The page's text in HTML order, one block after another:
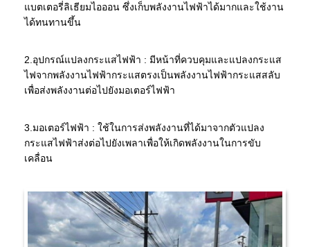
แบตเตอรี่ลิเธียมไอออน ซึ่งเก็บพลังงานไฟฟ้าได้มากและใช้งาน
ได้ทนทานขึ้น
2.อุปกรณ์แปลงกระแสไฟฟ้า : มีหน้าที่ควบคุมและแปลงกระแส
ไฟจากพลังงานไฟฟ้ากระแสตรงเป็นพลังงานไฟฟ้ากระแสสลับ
เพื่อส่งพลังงานต่อไปยังมอเตอร์ไฟฟ้า
3.มอเตอร์ไฟฟ้า : ใช้ในการส่งพลังงานที่ได้มาจากตัวแปลง
กระแสไฟฟ้าส่งต่อไปยังเพลาเพื่อให้เกิดพลังงานในการขับ
เคลื่อน